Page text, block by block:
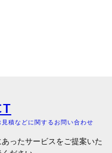
積などに関するお問い合わせ
ったサービスをご提案いた